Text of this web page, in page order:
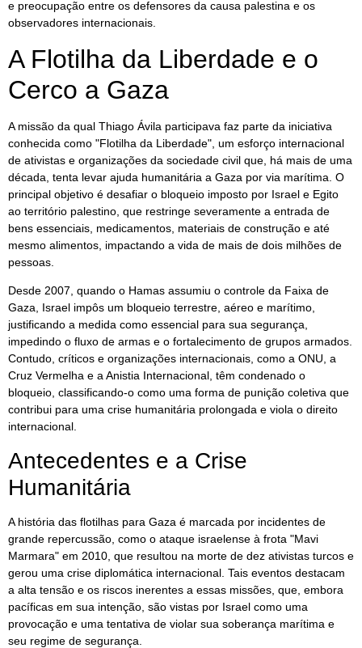
e preocupação entre os defensores da causa palestina e os
observadores internacionais.
A Flotilha da Liberdade e o
Cerco a Gaza
A missão da qual Thiago Ávila participava faz parte da iniciativa
conhecida como "Flotilha da Liberdade", um esforço internacional
de ativistas e organizações da sociedade civil que, há mais de uma
década, tenta levar ajuda humanitária a Gaza por via marítima. O
principal objetivo é desafiar o bloqueio imposto por Israel e Egito
ao território palestino, que restringe severamente a entrada de
bens essenciais, medicamentos, materiais de construção e até
mesmo alimentos, impactando a vida de mais de dois milhões de
pessoas.
Desde 2007, quando o Hamas assumiu o controle da Faixa de
Gaza, Israel impôs um bloqueio terrestre, aéreo e marítimo,
justificando a medida como essencial para sua segurança,
impedindo o fluxo de armas e o fortalecimento de grupos armados.
Contudo, críticos e organizações internacionais, como a ONU, a
Cruz Vermelha e a Anistia Internacional, têm condenado o
bloqueio, classificando-o como uma forma de punição coletiva que
contribui para uma crise humanitária prolongada e viola o direito
internacional.
Antecedentes e a Crise
Humanitária
A história das flotilhas para Gaza é marcada por incidentes de
grande repercussão, como o ataque israelense à frota "Mavi
Marmara" em 2010, que resultou na morte de dez ativistas turcos e
gerou uma crise diplomática internacional. Tais eventos destacam
a alta tensão e os riscos inerentes a essas missões, que, embora
pacíficas em sua intenção, são vistas por Israel como uma
provocação e uma tentativa de violar sua soberança marítima e
seu regime de segurança.